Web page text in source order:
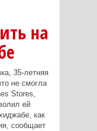
на
35-летняя
не смогла
Stores,
ей
как
сообщает